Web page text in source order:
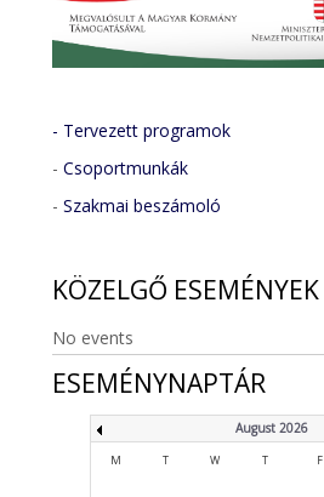
- Tervezett programok
-Csoportmunkák
-Szakmai beszámoló
KÖZELGŐ ESEMÉNYEK
No events
ESEMÉNYNAPTÁR
August 2026
M T W T F